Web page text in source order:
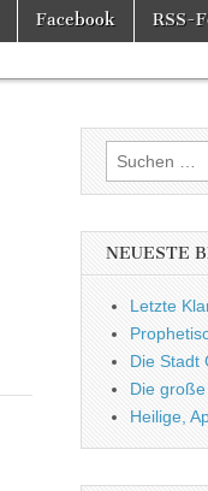
Facebook RSS-
Suchen
nach:
NEUESTE
Letzte
Die Stadt
Die
Heilige,